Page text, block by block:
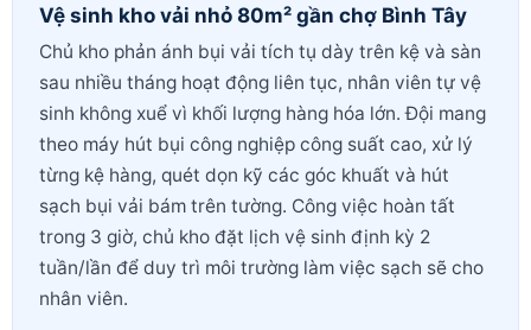
Vệ sinh kho vải nhỏ 80m² gần chợ Bình Tây
Chủ kho phản ánh bụi vải tích tụ dày trên kệ và sàn
sau nhiều tháng hoạt động liên tục, nhân viên tự vệ
sinh không xuể vì khối lượng hàng hóa lớn. Đội mang
theo máy hút bụi công nghiệp công suất cao, xử lý
từng kệ hàng, quét dọn kỹ các góc khuất và hút
sạch bụi vải bám trên tường. Công việc hoàn tất
trong 3 giờ, chủ kho đặt lịch vệ sinh định kỳ 2
tuần/lần để duy trì môi trường làm việc sạch sẽ cho
nhân viên.